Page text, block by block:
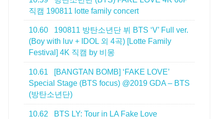
직캠 190811 lotte family concert
10.60
190811 방탄소년단 뷔 BTS ‘V’ Full ver.
(Boy with luv + IDOL 외 4곡) [Lotte Family
Festival] 4K 직캠 by 비몽
10.61
[BANGTAN BOMB] ‘FAKE LOVE’
Special Stage (BTS focus) @2019 GDA – BTS
(방탄소년단)
10.62 BTS LY: Tour in LA Fake Love